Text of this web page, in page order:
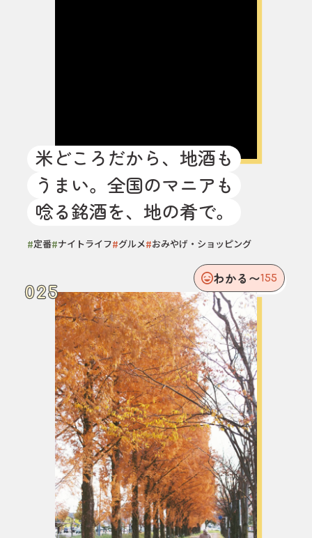
米どころだから、地酒も
うまい。全国のマニアも
唸る銘酒を、地の肴で。
#定番#ナイトライフ#グルメ#おみやげ・ショッピング
わかる〜155
025
025